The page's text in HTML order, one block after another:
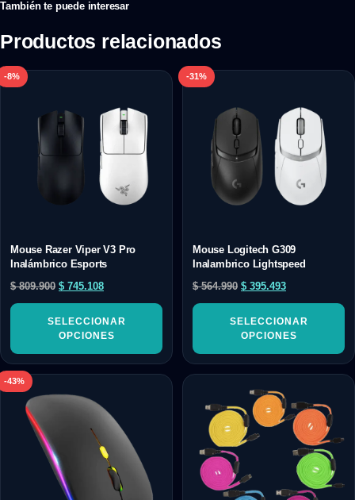
También te puede interesar
Productos relacionados
-8%
Mouse Razer Viper V3 Pro
Inalámbrico Esports
$809.900 $ 745.108
SELECCIONAR
OPCIONES
-31%
Mouse Logitech G309
Inalambrico Lightspeed
$564.990 $ 395.493
SELECCIONAR
OPCIONES
-43%